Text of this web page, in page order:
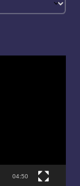
04:50